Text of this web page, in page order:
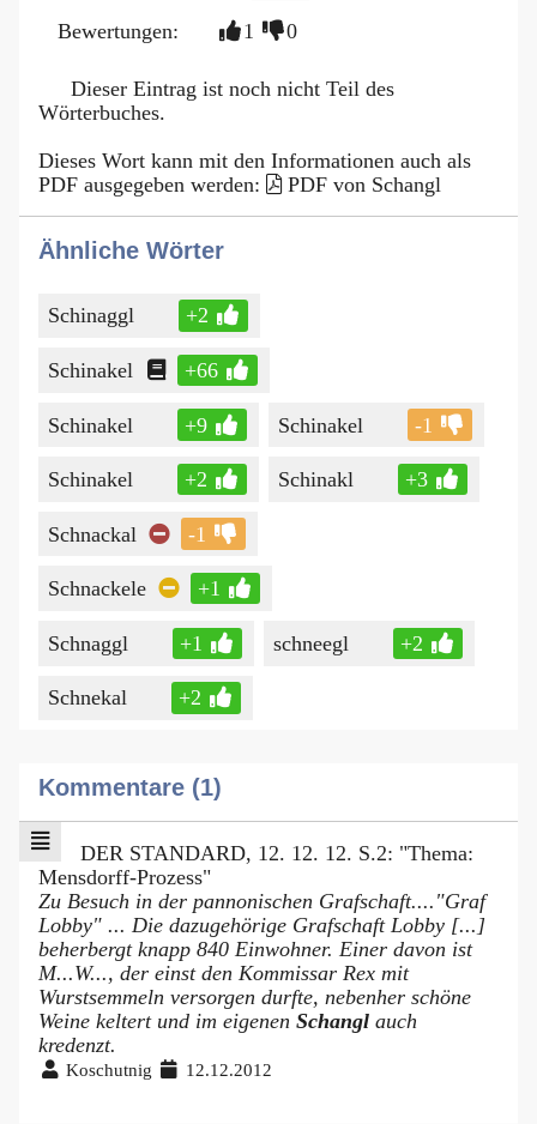
Bewertungen:
1 0
Dieser Eintrag ist noch nicht Teil des
Wörterbuches.
Dieses Wort kann mit den Informationen auch als
PDF ausgegeben werden:
PDF von Schangl
Ähnliche Wörter
Schinaggl +2
Schinakel +66
Schinakel +9 Schinakel -1
Schinakel +2 Schinakl +3
Schnackal -1
Schnackele +1
Schnaggl +1 schneegl +2
Schnekal +2
Kommentare (1)
DER STANDARD, 12. 12. 12. S.2: "Thema:
Mensdorff-Prozess"
Zu Besuch in der pannonischen Grafschaft...."Graf
Lobby" ... Die dazugehörige Grafschaft Lobby [...]
beherbergt knapp 840 Einwohner. Einer davon ist
M...W..., der einst den Kommissar Rex mit
Wurstsemmeln versorgen durfte, nebenher schöne
Weine keltert und im eigenen Schangl auch
kredenzt.
Koschutnig 12.12.2012